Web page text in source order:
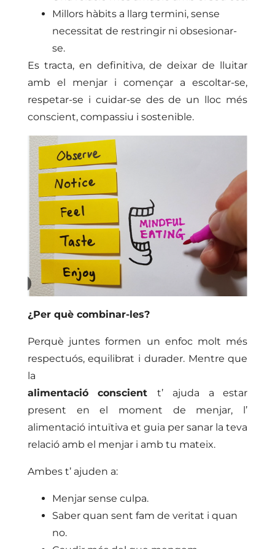
Millors hàbits a llarg termini, sense
necessitat de restringir ni obsesionar-
se.
Es tracta, en definitiva, de deixar de lluitar
amb el menjar i començar a escoltar-se,
respetar-se i cuidar-se des de un lloc més
conscient, compassiu i sostenible.
¿Per què combinar-les?
Perquè juntes formen un enfoc molt més
respectuós, equilibrat i durader. Mentre que
la
alimentació conscientt’ ajuda a estar
present en el moment de menjar, l’
alimentació intuïtiva et guia per sanar la teva
relació amb el menjar i amb tu mateix.
Ambes t’ ajuden a:
Menjar sense culpa.
Saber quan sent fam de veritat i quan
no.